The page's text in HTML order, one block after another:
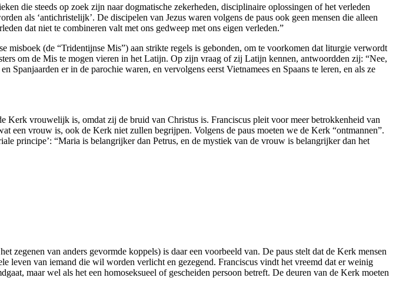
die steeds op zoek zijn naar dogmatische zekerheden, disciplinaire oplossingen of het verleden
als ‘antichristelijk’. De discipelen van Jezus waren volgens de paus ook geen mensen die alleen
dat niet te combineren valt met ons gedweep met ons eigen verleden.”
(de “Tridentijnse Mis”) aan strikte regels is gebonden, om te voorkomen dat liturgie verwordt
om de Mis te mogen vieren in het Latijn. Op zijn vraag of zij Latijn kennen, antwoordden zij: “Nee,
er in de parochie waren, en vervolgens eerst Vietnamees en Spaans te leren, en als ze
vrouwelijk is, omdat zij de bruid van Christus is. Franciscus pleit voor meer betrokkenheid van
een vrouw is, ook de Kerk niet zullen begrijpen. Volgens de paus moeten we de Kerk “ontmannen”.
principe’: “Maria is belangrijker dan Petrus, en de mystiek van de vrouw is belangrijker dan het
zegenen van anders gevormde koppels) is daar een voorbeeld van. De paus stelt dat de Kerk mensen
leven van iemand die wil worden verlicht en gezegend. Franciscus vindt het vreemd dat er weinig
maar wel als het een homoseksueel of gescheiden persoon betreft. De deuren van de Kerk moeten